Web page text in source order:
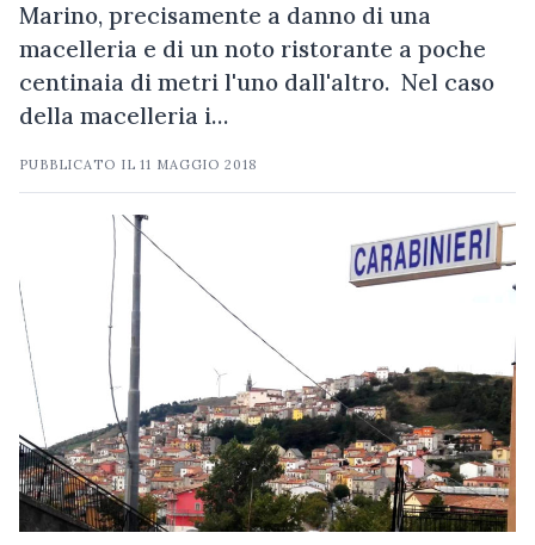
Marino, precisamente a danno di una
macelleria e di un noto ristorante a poche
centinaia di metri l'uno dall'altro. Nel caso
della macelleria i…
PUBBLICATO IL11 MAGGIO 2018